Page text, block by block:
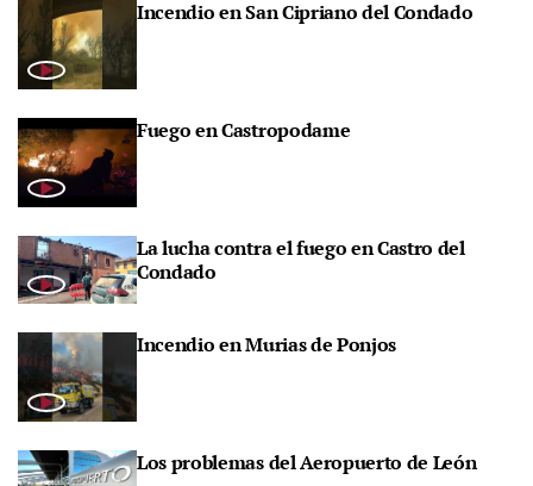
Incendio en San Cipriano del Condado
Fuego en Castropodame
La lucha contra el fuego en Castro del
Condado
Incendio en Murias de Ponjos
Los problemas del Aeropuerto de León